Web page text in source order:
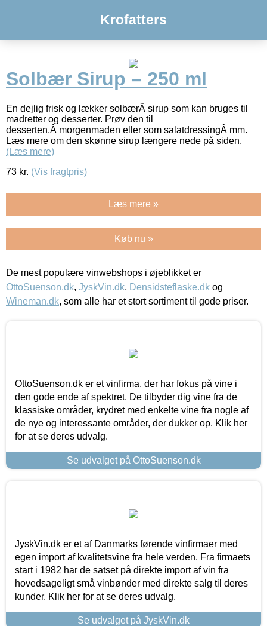
Krofatters
Solbær Sirup – 250 ml
En dejlig frisk og lækker solbærÂ sirup som kan bruges til
madretter og desserter. Prøv den til
desserten,Â morgenmaden eller som salatdressingÂ mm.
Læs mere om den skønne sirup længere nede på siden.
(Læs mere)
73 kr. (Vis fragtpris)
Læs mere »
Køb nu »
De mest populære vinwebshops i øjeblikket er
OttoSuenson.dk, JyskVin.dk, Densidsteflaske.dk og
Wineman.dk, som alle har et stort sortiment til gode priser.
OttoSuenson.dk er et vinfirma, der har fokus på vine i
den gode ende af spektret. De tilbyder dig vine fra de
klassiske områder, krydret med enkelte vine fra nogle af
de nye og interessante områder, der dukker op. Klik her
for at se deres udvalg.
Se udvalget på OttoSuenson.dk
JyskVin.dk er et af Danmarks førende vinfirmaer med
egen import af kvalitetsvine fra hele verden. Fra firmaets
start i 1982 har de satset på direkte import af vin fra
hovedsageligt små vinbønder med direkte salg til deres
kunder. Klik her for at se deres udvalg.
Se udvalget på JyskVin.dk